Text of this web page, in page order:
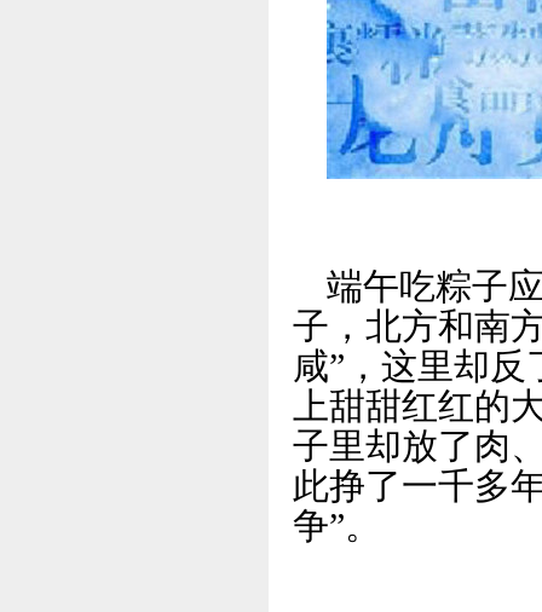
端午吃粽子
子，北方和南
咸”，这里却
上甜甜红红的
子里却放了肉
此挣了一千多
争”。